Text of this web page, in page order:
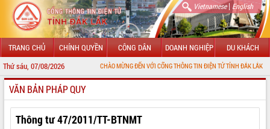
Vietnamese| English
TRANG CHỦ CHÍNH QUYỀN CÔNG DÂN DOANH NGHIỆP DU KHÁCH
Thứ sáu, 07/08/2026 CHÀO MỪNG ĐẾN VỚI CỔNG THÔNG TIN ĐIỆN TỬ TỈNH ĐẮK LẮK
GIỚI THIỆU
VĂN BẢN PHÁP QUY
Thông tư 47/2011/TT-BTNMT